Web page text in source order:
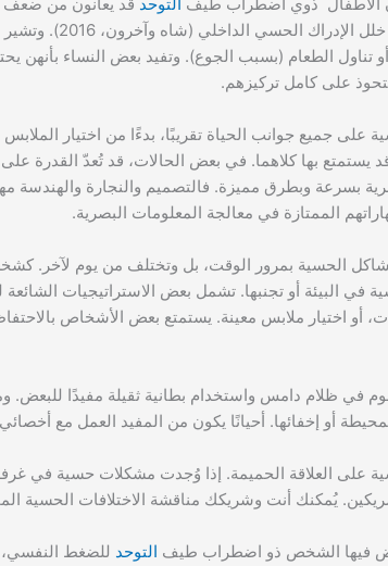
الداخلي غير
تناول الطعام (بسبب الجوع). وتفيد بعض النساء بأنهن
على كامل تركيزهم.
على جميع جوانب الحياة تقريبًا، بدءًا من اختيار
يستمتع بها كلاهما. في بعض الحالات، قد تُعدّ القدرة
بسرعة وبطرق مميزة. فالتصميم والنجارة
الممتازة في معالجة المعلومات البصرية.
الحسية بمرور الوقت، بل وتختلف من يوم لآخر.
في البيئة أو تجنبها. تشمل بعض الاستراتيجيات
أو اختيار ملابس معينة. يستمتع بعض الأشخاص
في ظلام دامس واستخدام بطانية ثقيلة مفيدًا
أو إخفائها. أحيانًا يكون من المفيد العمل مع
على العلاقة الحميمة. إذا وُجدت مشكلات حسية في
يُمكنك أنت وشريكك مناقشة الاختلافات الحسية
فيها الشخص ذو اضطراب طيف التوحد للضغط